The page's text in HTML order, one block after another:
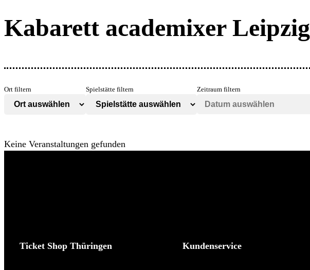
Kabarett academixer Leipzig
Ort filtern Spielstätte filtern Zeitraum filtern
Keine Veranstaltungen gefunden
Ticket Shop Thüringen Kundenservice